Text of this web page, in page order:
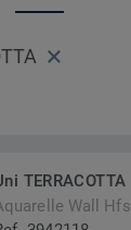
TERRACOTTA
Wall Hfs